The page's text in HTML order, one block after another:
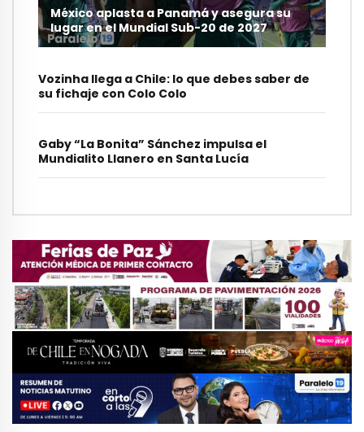
México aplasta a Panamá y asegura su
lugar en el Mundial Sub-20 de 2027
Vozinha llega a Chile: lo que debes saber de
su fichaje con Colo Colo
Gaby “La Bonita” Sánchez impulsa el
Mundialito Llanero en Santa Lucía